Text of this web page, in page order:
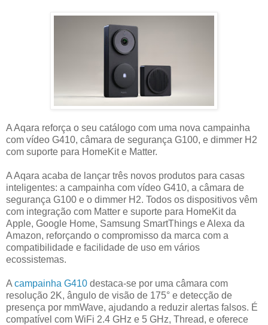
A Aqara reforça o seu catálogo com uma nova campainha
com vídeo G410, câmara de segurança G100, e dimmer H2
com suporte para HomeKit e Matter.
A Aqara acaba de lançar três novos produtos para casas
inteligentes: a campainha com vídeo G410, a câmara de
segurança G100 e o dimmer H2. Todos os dispositivos vêm
com integração com Matter e suporte para HomeKit da
Apple, Google Home, Samsung SmartThings e Alexa da
Amazon, reforçando o compromisso da marca com a
compatibilidade e facilidade de uso em vários
ecossistemas.
A campainha G410 destaca-se por uma câmara com
resolução 2K, ângulo de visão de 175° e detecção de
presença por mmWave, ajudando a reduzir alertas falsos. É
compatível com WiFi 2.4 GHz e 5 GHz, Thread, e oferece